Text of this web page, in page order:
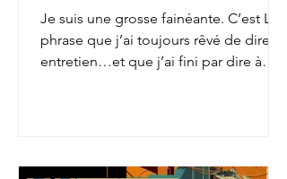
Je suis une grosse fainéante. C’est LA
phrase que j’ai toujours rêvé de dire en
entretien…et que j’ai fini par dire à